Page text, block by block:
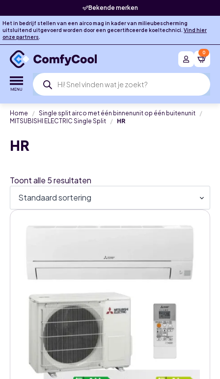
Bekende merken
Het in bedrijf stellen van een airco mag in kader van milieubescherming
uitsluitend uitgevoerd worden door een gecertificeerde koeltechnici. Vind hier
onze partners.
Producten
zoeken
0
Home
Single split airco met één binnenunit op één buitenunit
MITSUBISHI ELECTRIC Single Split
HR
HR
Toont alle 5 resultaten